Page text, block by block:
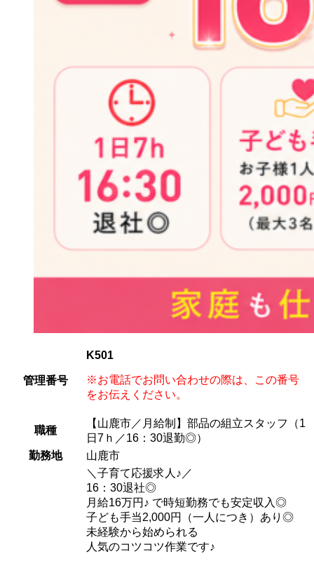
管理番号
K501
※お電話でお問い合わせの際は、この番号
をお伝えください。
職種
【山鹿市／月給制】部品の組立スタッフ（1
日7ｈ／16：30退勤◎）
勤務地
山鹿市
＼子育て応援求人♪／
16：30退社◎
月給16万円♪ で時短勤務でも安定収入◎
子ども手当2,000円（一人につき）あり◎
未経験から始められる
人気のコツコツ作業です♪